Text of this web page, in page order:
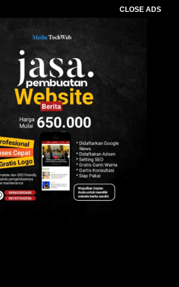
CLOSE ADS